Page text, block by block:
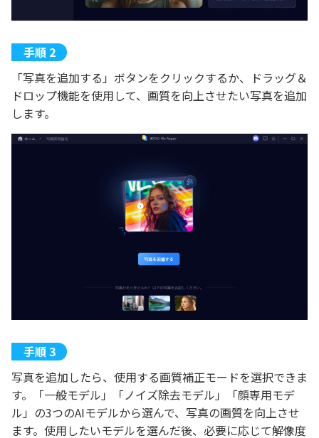
「写真を追加する」ボタンをクリックするか、ドラッグ＆
ドロップ機能を使用して、画質を向上させたい写真を追加
します。
写真を追加したら、使用する画質補正モードを選択できま
す。「一般モデル」「ノイズ除去モデル」「顔専用モデ
ル」の3つのAIモデルから選んで、写真の画質を向上させ
ます。使用したいモデルを選んだ後、必要に応じて解像度